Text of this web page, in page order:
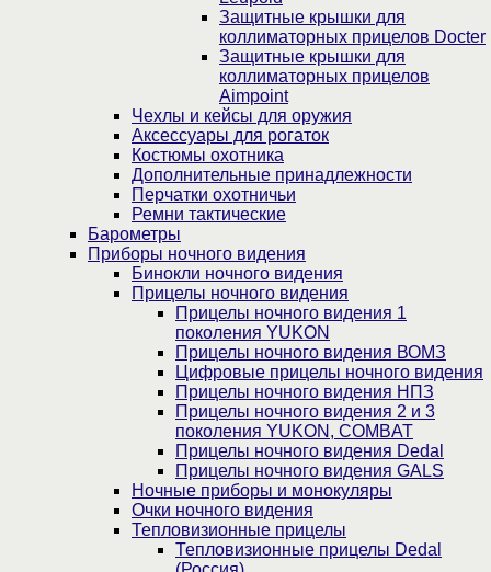
Защитные крышки для
коллиматорных прицелов Docter
Защитные крышки для
коллиматорных прицелов
Aimpoint
Чехлы и кейсы для оружия
Аксессуары для рогаток
Костюмы охотника
Дополнительные принадлежности
Перчатки охотничьи
Ремни тактические
Барометры
Приборы ночного видения
Бинокли ночного видения
Прицелы ночного видения
Прицелы ночного видения 1
поколения YUKON
Прицелы ночного видения ВОМЗ
Цифровые прицелы ночного видения
Прицелы ночного видения НПЗ
Прицелы ночного видения 2 и 3
поколения YUKON, COMBAT
Прицелы ночного видения Dedal
Прицелы ночного видения GALS
Ночные приборы и монокуляры
Очки ночного видения
Тепловизионные прицелы
Тепловизионные прицелы Dedal